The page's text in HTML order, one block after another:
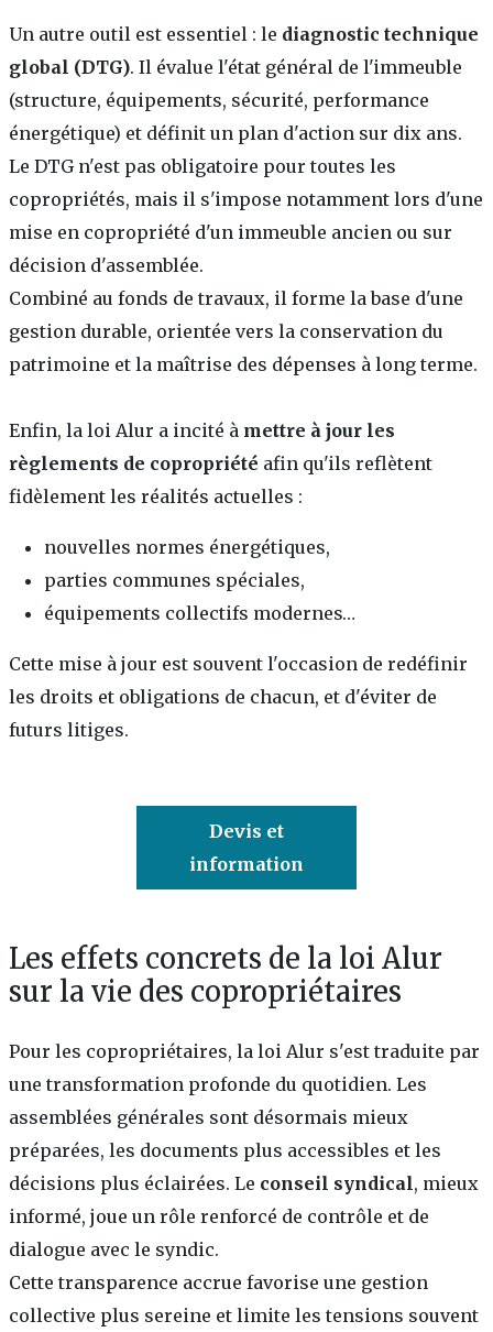
Un autre outil est essentiel : le diagnostic technique
global (DTG). Il évalue l'état général de l'immeuble
(structure, équipements, sécurité, performance
énergétique) et définit un plan d'action sur dix ans.
Le DTG n'est pas obligatoire pour toutes les
copropriétés, mais il s'impose notamment lors d'une
mise en copropriété d'un immeuble ancien ou sur
décision d'assemblée.
Combiné au fonds de travaux, il forme la base d'une
gestion durable, orientée vers la conservation du
patrimoine et la maîtrise des dépenses à long terme.
Enfin, la loi Alur a incité à mettre à jour les
règlements de copropriété afin qu'ils reflètent
fidèlement les réalités actuelles :
nouvelles normes énergétiques,
parties communes spéciales,
équipements collectifs modernes…
Cette mise à jour est souvent l'occasion de redéfinir
les droits et obligations de chacun, et d'éviter de
futurs litiges.
Devis et
information
Les effets concrets de la loi Alur
sur la vie des copropriétaires
Pour les copropriétaires, la loi Alur s'est traduite par
une transformation profonde du quotidien. Les
assemblées générales sont désormais mieux
préparées, les documents plus accessibles et les
décisions plus éclairées. Le conseil syndical, mieux
informé, joue un rôle renforcé de contrôle et de
dialogue avec le syndic.
Cette transparence accrue favorise une gestion
collective plus sereine et limite les tensions souvent